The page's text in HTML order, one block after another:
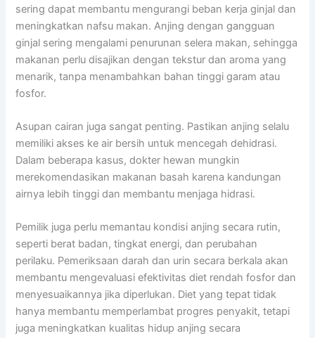
sering dapat membantu mengurangi beban kerja ginjal dan
meningkatkan nafsu makan. Anjing dengan gangguan
ginjal sering mengalami penurunan selera makan, sehingga
makanan perlu disajikan dengan tekstur dan aroma yang
menarik, tanpa menambahkan bahan tinggi garam atau
fosfor.
Asupan cairan juga sangat penting. Pastikan anjing selalu
memiliki akses ke air bersih untuk mencegah dehidrasi.
Dalam beberapa kasus, dokter hewan mungkin
merekomendasikan makanan basah karena kandungan
airnya lebih tinggi dan membantu menjaga hidrasi.
Pemilik juga perlu memantau kondisi anjing secara rutin,
seperti berat badan, tingkat energi, dan perubahan
perilaku. Pemeriksaan darah dan urin secara berkala akan
membantu mengevaluasi efektivitas diet rendah fosfor dan
menyesuaikannya jika diperlukan. Diet yang tepat tidak
hanya membantu memperlambat progres penyakit, tetapi
juga meningkatkan kualitas hidup anjing secara